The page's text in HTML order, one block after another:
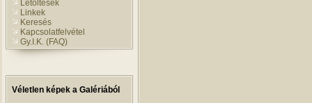
Letöltések
Linkek
Keresés
Kapcsolatfelvétel
Gy.I.K. (FAQ)
Véletlen képek a Galériából